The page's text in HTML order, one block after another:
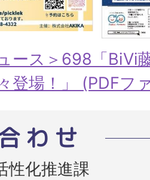
ース＞698「BiVi
登場！」 (PDFフ
わせ
性化推進課